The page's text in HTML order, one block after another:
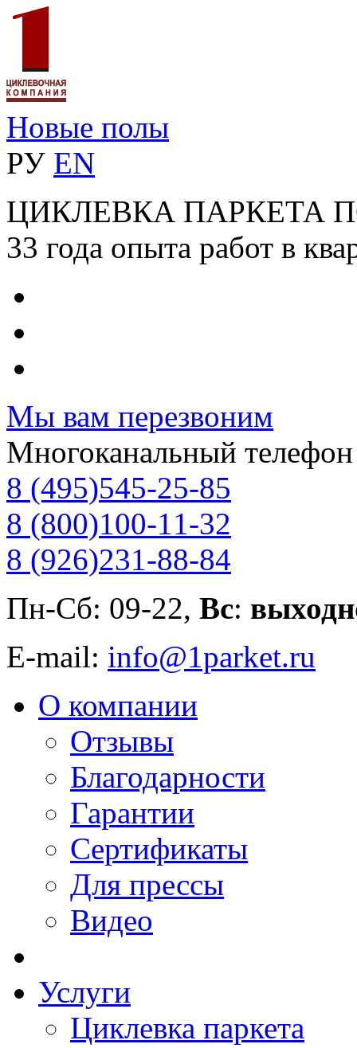
Новые полы
РУ EN
ЦИКЛЕВКА ПАРКЕТА
33 года опыта работ в
Мы вам перезвоним
Многоканальный телефон
8 (495)545-25-85
8 (800)100-11-32
8 (926)231-88-84
Пн-Сб: 09-22, Вс:
E-mail: info@1parket.ru
О компании
Отзывы
Благодарности
Гарантии
Сертификаты
Для прессы
Видео
Услуги
Циклевка паркета